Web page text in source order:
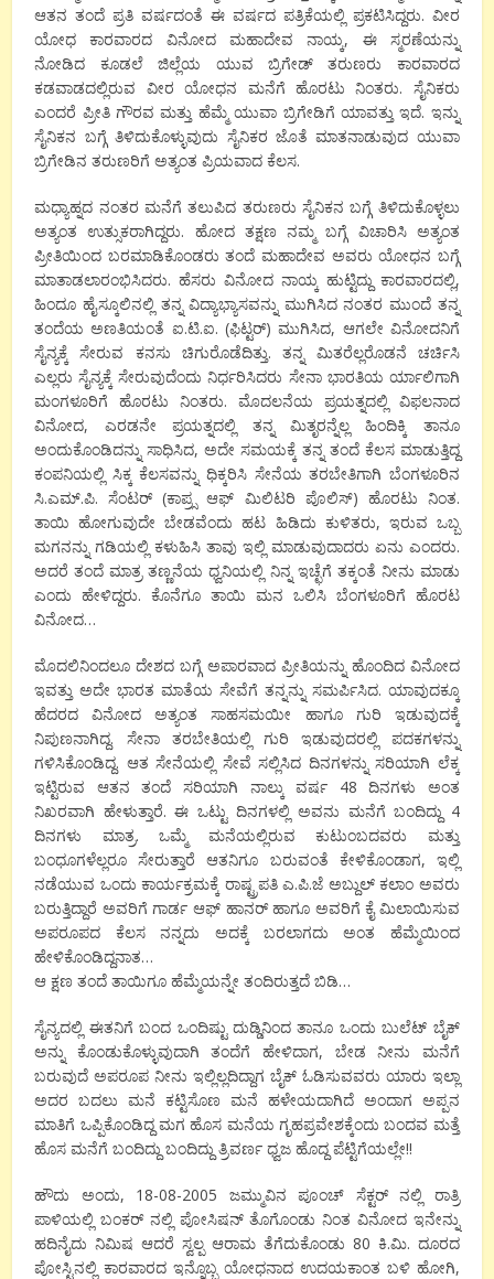
ಆತನ ತಂದೆ ಪ್ರತಿ ವರ್ಷದಂತೆ ಈ ವರ್ಷದ ಪತ್ರಿಕೆಯಲ್ಲಿ ಪ್ರಕಟಿಸಿದ್ದರು. ವೀರ
ಯೋಧ ಕಾರವಾರದ ವಿನೋದ ಮಹಾದೇವ ನಾಯ್ಕ, ಈ ಸ್ಮರಣೆಯನ್ನು
ನೋಡಿದ ಕೂಡಲೆ ಜಿಲ್ಲೆಯ ಯುವ ಬ್ರಿಗೇಡ್ ತರುಣರು ಕಾರವಾರದ
ಕಡವಾಡದಲ್ಲಿರುವ ವೀರ ಯೋಧನ ಮನೆಗೆ ಹೊರಟು ನಿಂತರು. ಸೈನಿಕರು
ಎಂದರೆ ಪ್ರೀತಿ ಗೌರವ ಮತ್ತು ಹೆಮ್ಮೆ ಯುವಾ ಬ್ರಿಗೇಡಿಗೆ ಯಾವತ್ತು ಇದೆ. ಇನ್ನು
ಸೈನಿಕನ ಬಗ್ಗೆ ತಿಳಿದುಕೊಳ್ಳುವುದು ಸೈನಿಕರ ಜೊತೆ ಮಾತನಾಡುವುದ ಯುವಾ
ಬ್ರಿಗೇಡಿನ ತರುಣರಿಗೆ ಅತ್ಯಂತ ಪ್ರಿಯವಾದ ಕೆಲಸ.
ಮಧ್ಯಾಹ್ನದ ನಂತರ ಮನೆಗೆ ತಲುಪಿದ ತರುಣರು ಸೈನಿಕನ ಬಗ್ಗೆ ತಿಳಿದುಕೊಳ್ಳಲು
ಅತ್ಯಂತ ಉತ್ಸುಕರಾಗಿದ್ದರು. ಹೋದ ತಕ್ಷಣ ನಮ್ಮ ಬಗ್ಗೆ ವಿಚಾರಿಸಿ ಅತ್ಯಂತ
ಪ್ರೀತಿಯಿಂದ ಬರಮಾಡಿಕೊಂಡರು ತಂದೆ ಮಹಾದೇವ ಅವರು ಯೋಧನ ಬಗ್ಗೆ
ಮಾತಾಡಲಾರಂಭಿಸಿದರು. ಹೆಸರು ವಿನೋದ ನಾಯ್ಕ ಹುಟ್ಟಿದ್ದು ಕಾರವಾರದಲ್ಲಿ,
ಹಿಂದೂ ಹೈಸ್ಕೂಲಿನಲ್ಲಿ ತನ್ನ ವಿದ್ಯಾಭ್ಯಾಸವನ್ನು ಮುಗಿಸಿದ ನಂತರ ಮುಂದೆ ತನ್ನ
ತಂದೆಯ ಅಣತಿಯಂತೆ ಐ.ಟಿ.ಐ. (ಫಿಟ್ಟರ್) ಮುಗಿಸಿದ, ಆಗಲೇ ವಿನೋದನಿಗೆ
ಸೈನ್ಯಕ್ಕೆ ಸೇರುವ ಕನಸು ಚಿಗುರೊಡೆದಿತ್ತು. ತನ್ನ ಮಿತರೆಲ್ಲರೊಡನೆ ಚರ್ಚಿಸಿ
ಎಲ್ಲರು ಸೈನ್ಯಕ್ಕೆ ಸೇರುವುದೆಂದು ನಿರ್ಧರಿಸಿದರು ಸೇನಾ ಭಾರತಿಯ ರ್ಯಾಲಿಗಾಗಿ
ಮಂಗಳೂರಿಗೆ ಹೊರಟು ನಿಂತರು. ಮೊದಲನೆಯ ಪ್ರಯತ್ನದಲ್ಲಿ ವಿಫಲನಾದ
ವಿನೋದ, ಎರಡನೇ ಪ್ರಯತ್ನದಲ್ಲಿ ತನ್ನ ಮಿತೃರನ್ನೆಲ್ಲ ಹಿಂದಿಕ್ಕಿ ತಾನೂ
ಅಂದುಕೊಂಡಿದನ್ನು ಸಾಧಿಸಿದ, ಅದೇ ಸಮಯಕ್ಕೆ ತನ್ನ ತಂದೆ ಕೆಲಸ ಮಾಡುತ್ತಿದ್ದ
ಕಂಪನಿಯಲ್ಲಿ ಸಿಕ್ಕ ಕೆಲಸವನ್ನು ಧಿಕ್ಕರಿಸಿ ಸೇನೆಯ ತರಬೇತಿಗಾಗಿ ಬೆಂಗಳೂರಿನ
ಸಿ.ಎಮ್.ಪಿ. ಸೆಂಟರ್ (ಕಾಪ್ರ್ಸ ಆಫ್ ಮಿಲಿಟರಿ ಪೊಲಿಸ್) ಹೊರಟು ನಿಂತ.
ತಾಯಿ ಹೋಗುವುದೇ ಬೇಡವೆಂದು ಹಟ ಹಿಡಿದು ಕುಳಿತರು, ಇರುವ ಒಬ್ಬ
ಮಗನನ್ನು ಗಡಿಯಲ್ಲಿ ಕಳುಹಿಸಿ ತಾವು ಇಲ್ಲಿ ಮಾಡುವುದಾದರು ಏನು ಎಂದರು.
ಅದರೆ ತಂದೆ ಮಾತ್ರ ತಣ್ಣನೆಯ ಧ್ವನಿಯಲ್ಲಿ ನಿನ್ನ ಇಚ್ಛೆಗೆ ತಕ್ಕಂತೆ ನೀನು ಮಾಡು
ಎಂದು ಹೇಳಿದ್ದರು. ಕೊನೆಗೂ ತಾಯಿ ಮನ ಒಲಿಸಿ ಬೆಂಗಳೂರಿಗೆ ಹೊರಟ
ವಿನೋದ…
ಮೊದಲಿನಿಂದಲೂ ದೇಶದ ಬಗ್ಗೆ ಅಪಾರವಾದ ಪ್ರೀತಿಯನ್ನು ಹೊಂದಿದ ವಿನೋದ
ಇವತ್ತು ಅದೇ ಭಾರತ ಮಾತೆಯ ಸೇವೆಗೆ ತನ್ನನ್ನು ಸಮರ್ಪಿಸಿದ. ಯಾವುದಕ್ಕೂ
ಹೆದರದ ವಿನೋದ ಅತ್ಯಂತ ಸಾಹಸಮಯೀ ಹಾಗೂ ಗುರಿ ಇಡುವುದಕ್ಕೆ
ನಿಪುಣನಾಗಿದ್ದ. ಸೇನಾ ತರಬೇತಿಯಲ್ಲಿ ಗುರಿ ಇಡುವುದರಲ್ಲಿ ಪದಕಗಳನ್ನು
ಗಳಿಸಿಕೊಂಡಿದ್ದ. ಆತ ಸೇನೆಯಲ್ಲಿ ಸೇವೆ ಸಲ್ಲಿಸಿದ ದಿನಗಳನ್ನು ಸರಿಯಾಗಿ ಲೆಕ್ಕ
ಇಟ್ಟಿರುವ ಆತನ ತಂದೆ ಸರಿಯಾಗಿ ನಾಲ್ಕು ವರ್ಷ 48 ದಿನಗಳು ಅಂತ
ನಿಖರವಾಗಿ ಹೇಳುತ್ತಾರೆ. ಈ ಒಟ್ಟು ದಿನಗಳಲ್ಲಿ ಅವನು ಮನೆಗೆ ಬಂದಿದ್ದು 4
ದಿನಗಳು ಮಾತ್ರ. ಒಮ್ಮೆ ಮನೆಯಲ್ಲಿರುವ ಕುಟುಂಬದವರು ಮತ್ತು
ಬಂಧೂಗಳೆಲ್ಲರೂ ಸೇರುತ್ತಾರೆ ಆತನಿಗೂ ಬರುವಂತೆ ಕೇಳಿಕೊಂಡಾಗ, ಇಲ್ಲಿ
ನಡೆಯುವ ಒಂದು ಕಾರ್ಯಕ್ರಮಕ್ಕೆ ರಾಷ್ಟ್ರಪತಿ ಎ.ಪಿ.ಜೆ ಅಬ್ದುಲ್ ಕಲಾಂ ಅವರು
ಬರುತ್ತಿದ್ದಾರೆ ಅವರಿಗೆ ಗಾರ್ಡ ಆಫ್ ಹಾನರ್ ಹಾಗೂ ಅವರಿಗೆ ಕೈ ಮಿಲಾಯಿಸುವ
ಅಪರೂಪದ ಕೆಲಸ ನನ್ನದು ಅದಕ್ಕೆ ಬರಲಾಗದು ಅಂತ ಹೆಮ್ಮೆಯಿಂದ
ಹೇಳಿಕೊಂಡಿದ್ದನಾತ…
ಆ ಕ್ಷಣ ತಂದೆ ತಾಯಿಗೂ ಹೆಮ್ಮೆಯನ್ನೇ ತಂದಿರುತ್ತದೆ ಬಿಡಿ…
ಸೈನ್ಯದಲ್ಲಿ ಈತನಿಗೆ ಬಂದ ಒಂದಿಷ್ಟು ದುಡ್ಡಿನಿಂದ ತಾನೂ ಒಂದು ಬುಲೆಟ್ ಬೈಕ್
ಅನ್ನು ಕೊಂಡುಕೊಳ್ಳುವುದಾಗಿ ತಂದೆಗೆ ಹೇಳಿದಾಗ, ಬೇಡ ನೀನು ಮನೆಗೆ
ಬರುವುದೆ ಅಪರೂಪ ನೀನು ಇಲ್ಲಿಲ್ಲದಿದ್ದಾಗ ಬೈಕ್ ಓಡಿಸುವವರು ಯಾರು ಇಲ್ಲಾ
ಅದರ ಬದಲು ಮನೆ ಕಟ್ಟಿಸೊಣ ಮನೆ ಹಳೇಯದಾಗಿದೆ ಅಂದಾಗ ಅಪ್ಪನ
ಮಾತಿಗೆ ಒಪ್ಪಿಕೊಂಡಿದ್ದ ಮಗ ಹೊಸ ಮನೆಯ ಗೃಹಪ್ರವೇಶಕ್ಕೆಂದು ಬಂದವ ಮತ್ತೆ
ಹೊಸ ಮನೆಗೆ ಬಂದಿದ್ದು ಬಂದಿದ್ದು ತ್ರಿವರ್ಣ ಧ್ವಜ ಹೊದ್ದ ಪೆಟ್ಟಿಗೆಯಲ್ಲೇ!!
ಹೌದು ಅಂದು, 18-08-2005 ಜಮ್ಮುವಿನ ಪೂಂಚ್ ಸೆಕ್ಟರ್ ನಲ್ಲಿ ರಾತ್ರಿ
ಪಾಳಿಯಲ್ಲಿ ಬಂಕರ್ ನಲ್ಲಿ ಪೋಸಿಷನ್ ತೊಗೊಂಡು ನಿಂತ ವಿನೋದ ಇನೇನ್ನು
ಹದಿನೈದು ನಿಮಿಷ ಆದರೆ ಸ್ವಲ್ಪ ಆರಾಮ ತೆಗೆದುಕೊಂಡು 80 ಕಿ.ಮಿ. ದೂರದ
ಪೋಸ್ಟಿನಲ್ಲಿ ಕಾರವಾರದ ಇನ್ನೊಬ್ಬ ಯೋಧನಾದ ಉದಯಕಾಂತ ಬಳಿ ಹೋಗಿ,